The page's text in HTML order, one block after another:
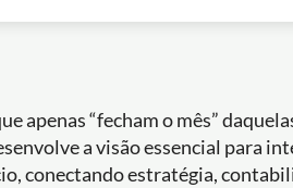
apenas “fecham o mês”
a visão essencial para
conectando estratégia,